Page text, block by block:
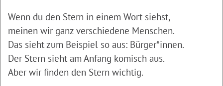
Wenn du den Stern in einem Wort siehst,
meinen wir ganz verschiedene Menschen.
Das sieht zum Beispiel so aus: Bürger*innen.
Der Stern sieht am Anfang komisch aus.
Aber wir finden den Stern wichtig.